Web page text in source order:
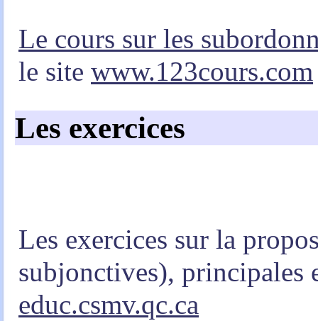
Le cours sur les
le site www.123cours.com
Les exercices
Les exercices sur la
subjonctives), principales
educ.csmv.qc.ca